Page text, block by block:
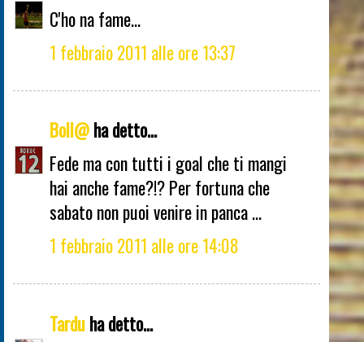
C'ho na fame...
1 febbraio 2011 alle ore 13:37
Boll@ha detto...
Fede ma con tutti i goal che ti mangi
hai anche fame?!? Per fortuna che
sabato non puoi venire in panca ...
1 febbraio 2011 alle ore 14:08
Tarduha detto...